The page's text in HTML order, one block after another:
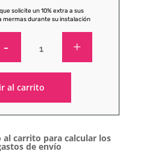
solicite un 10% extra a sus
mermas durante su instalación
al carrito
al carrito para calcular los
de envío